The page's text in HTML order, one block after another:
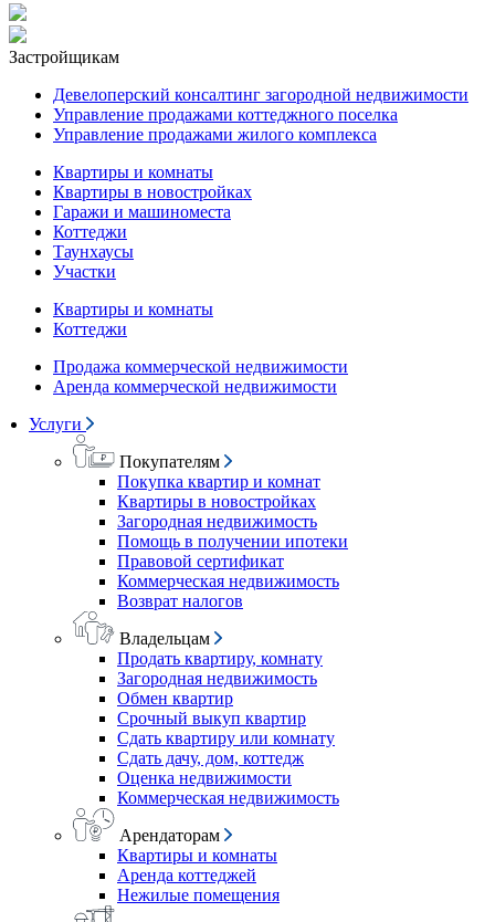
Застройщикам
Девелоперский консалтинг загородной недвижимости
Управление продажами коттеджного поселка
Управление продажами жилого комплекса
Квартиры и комнаты
Квартиры в новостройках
Гаражи и машиноместа
Коттеджи
Таунхаусы
Участки
Квартиры и комнаты
Коттеджи
Продажа коммерческой недвижимости
Аренда коммерческой недвижимости
Услуги
Покупателям
Покупка квартир и комнат
Квартиры в новостройках
Загородная недвижимость
Помощь в получении ипотеки
Правовой сертификат
Коммерческая недвижимость
Возврат налогов
Владельцам
Продать квартиру, комнату
Загородная недвижимость
Обмен квартир
Срочный выкуп квартир
Сдать квартиру или комнату
Сдать дачу, дом, коттедж
Оценка недвижимости
Коммерческая недвижимость
Арендаторам
Квартиры и комнаты
Аренда коттеджей
Нежилые помещения